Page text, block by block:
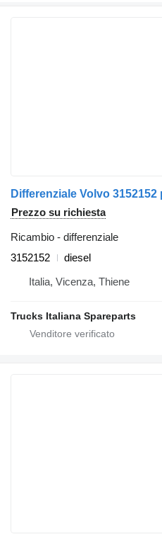
Differenziale Volvo
Prezzo su richiesta
Ricambio - differenziale
3152152
diesel
Italia, Vicenza, Thiene
Trucks Italiana Spareparts